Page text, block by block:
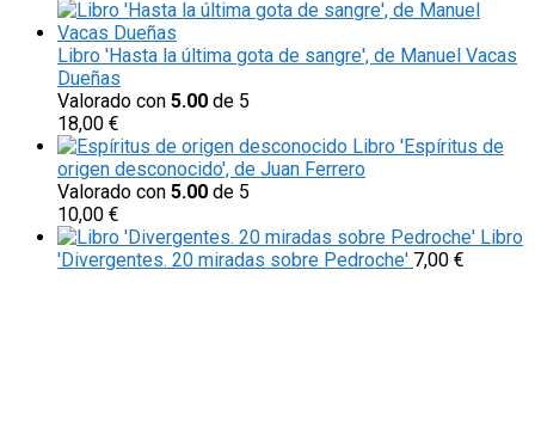
Libro 'Hasta la última gota de sangre', de Manuel Vacas
Dueñas
Valorado con 5.00 de 5
18,00 €
Libro 'Espíritus de
origen desconocido', de Juan Ferrero
Valorado con 5.00 de 5
10,00 €
Libro
'Divergentes. 20 miradas sobre Pedroche' 7,00 €